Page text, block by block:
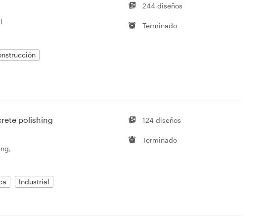
244 diseños
Terminado
polishing
Industrial
124 diseños
Terminado